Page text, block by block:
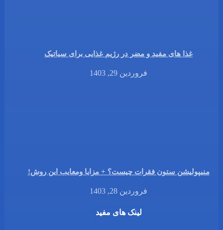
غذا های مفید و مضر در رژیم غذایی برای سیاتیک
فروردین 29, 1403
منیپولیشن ستون فقرات چیست؟ + مزایا ومعایب این روش!
فروردین 28, 1403
لینک های مفید